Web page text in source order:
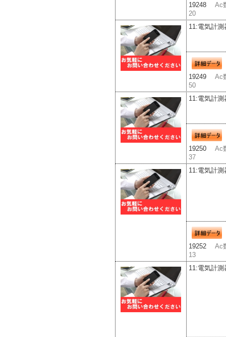
19248 Ac
20
11:電気計測
19249 Ac
50
11:電気計測
19250 Ac
37
11:電気計測
19252 Ac
13
11:電気計測